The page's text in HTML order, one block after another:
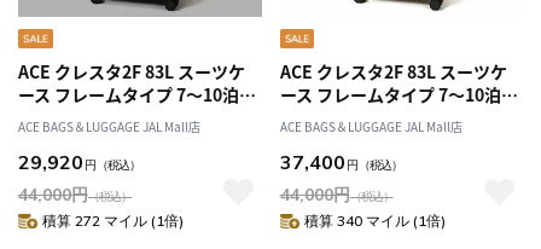
ACE クレスタ2F 83L スーツケ
ース フレームタイプ 7～10泊
05108
ACE BAGS＆LUGGAGE JAL Mall店
29,920 円 （税込）
44,000円（税込）
積算 272 マイル (1倍)
ACE クレスタ2F 83L スーツケ
ース フレームタイプ 7～10泊
05108
ACE BAGS＆LUGGAGE JAL Mall店
37,400 円 （税込）
44,000円（税込）
積算 340 マイル (1倍)